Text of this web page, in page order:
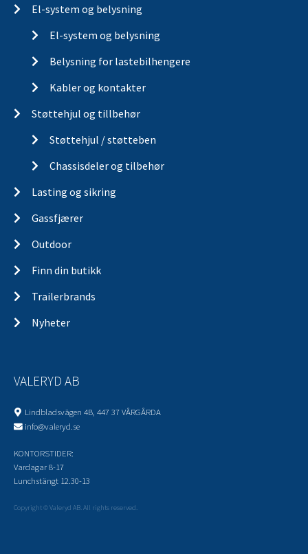
El-system og belysning
El-system og belysning
Belysning for lastebilhengere
Kabler og kontakter
Støttehjul og tillbehør
Støttehjul / støtteben
Chassisdeler og tilbehør
Lasting og sikring
Gassfjærer
Outdoor
Finn din butikk
Trailerbrands
Nyheter
VALERYD AB
Lindbladsvägen 4B, 447 37 VÅRGÅRDA
info@valeryd.se
KONTORSTIDER:
Vardagar 8-17
Lunchstängt 12.30-13
Copyright © Valeryd AB. All rights reserved.